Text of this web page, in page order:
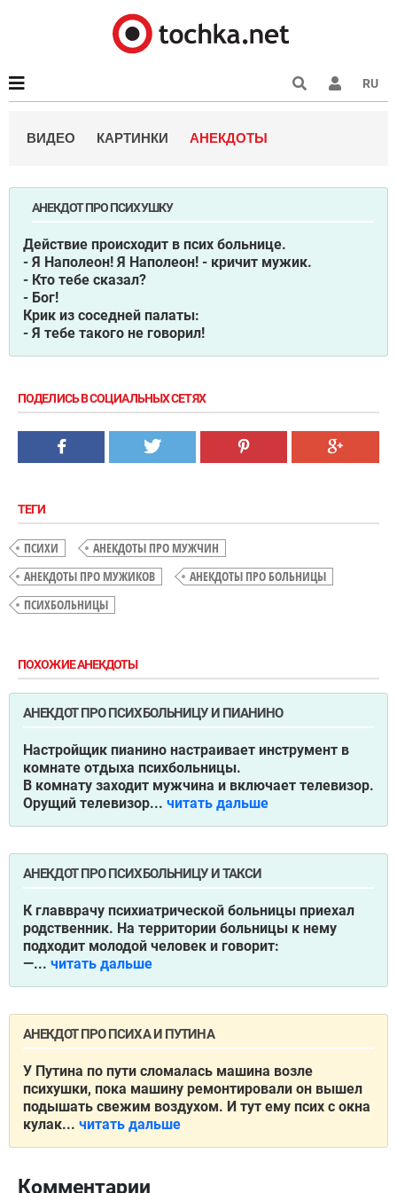
RU
ВИДЕО КАРТИНКИ АНЕКДОТЫ
АНЕКДОТ ПРО ПСИХУШКУ
Действие происходит в псих больнице.
- Я Наполеон! Я Наполеон! - кричит мужик.
- Кто тебе сказал?
- Бог!
Крик из соседней палаты:
- Я тебе такого не говорил!
ПОДЕЛИСЬ В СОЦИАЛЬНЫХ СЕТЯХ
ТЕГИ
ПСИХИ
АНЕКДОТЫ ПРО МУЖЧИН
АНЕКДОТЫ ПРО МУЖИКОВ
АНЕКДОТЫ ПРО БОЛЬНИЦЫ
ПСИХБОЛЬНИЦЫ
ПОХОЖИЕ АНЕКДОТЫ
АНЕКДОТ ПРО ПСИХБОЛЬНИЦУ И ПИАНИНО
Настройщик пианино настраивает инструмент в
комнате отдыха психбольницы.
В комнату заходит мужчина и включает телевизор.
Орущий телевизор... читать дальше
АНЕКДОТ ПРО ПСИХБОЛЬНИЦУ И ТАКСИ
К главврачу психиатрической больницы приехал
родственник. На территории больницы к нему
подходит молодой человек и говорит:
—... читать дальше
АНЕКДОТ ПРО ПСИХА И ПУТИНА
У Путина по пути сломалась машина возле
психушки, пока машину ремонтировали он вышел
подышать свежим воздухом. И тут ему псих с окна
кулак... читать дальше
Комментарии